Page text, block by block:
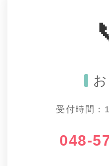
受付時間：
048-